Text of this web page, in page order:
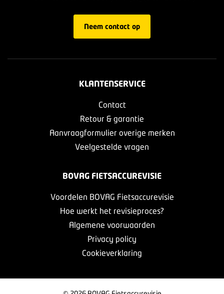
Neem contact op
KLANTENSERVICE
Contact
Retour & garantie
Aanvraagformulier overige merken
Veelgestelde vragen
BOVAG FIETSACCUREVISIE
Voordelen BOVAG Fietsaccurevisie
Hoe werkt het revisieproces?
Algemene voorwaarden
Privacy policy
Cookieverklaring